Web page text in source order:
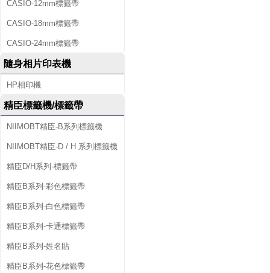
CASIO-12mm標籤帶
CASIO-18mm標籤帶
CASIO-24mm標籤帶
隨身相片印表機
HP相印機
精臣標籤機/標籤帶
NIIMOBT精臣-B系列標籤機
NIIMOBT精臣-D / H 系列標籤機
精臣D/H系列-標籤帶
精臣B系列-彩色標籤帶
精臣B系列-白色標籤帶
精臣B系列-卡通標籤帶
精臣B系列-姓名貼
精臣B系列-花色標籤帶